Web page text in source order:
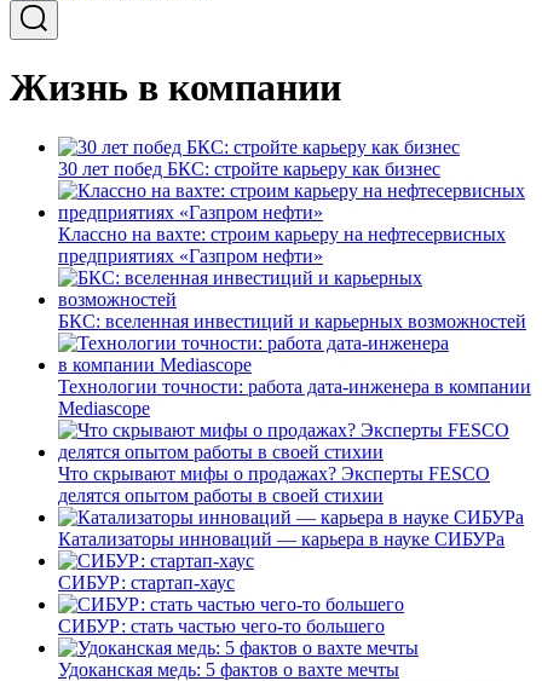
Жизнь в компании
30 лет побед БКС: стройте карьеру как бизнес
Классно на вахте: строим карьеру на нефтесервисных
предприятиях «Газпром нефти»
БКС: вселенная инвестиций и карьерных возможностей
Технологии точности: работа дата-инженера в компании
Mediascope
Что скрывают мифы о продажах? Эксперты FESCO
делятся опытом работы в своей стихии
Катализаторы инноваций — карьера в науке СИБУРа
СИБУР: стартап-хаус
СИБУР: стать частью чего-то большего
Удоканская медь: 5 фактов о вахте мечты